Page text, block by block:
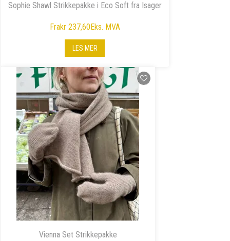
Sophie Shawl Strikkepakke i Eco Soft fra Isager
Frakr 237,60Eks. MVA
LES MER
Vienna Set Strikkepakke